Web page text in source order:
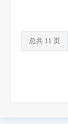
总共 11 页